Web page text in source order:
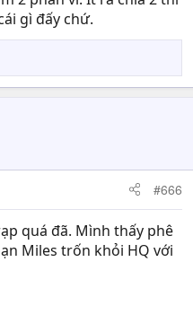
gì đấy chứ.
#666
quá đã. Mình thấy phê
Miles trốn khỏi HQ với